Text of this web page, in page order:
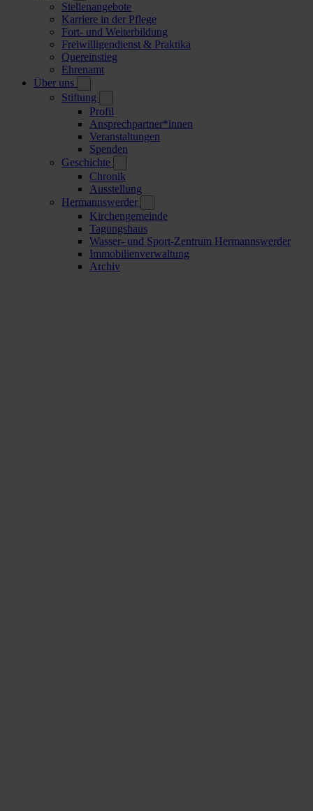
Stellenangebote
Karriere in der Pflege
Fort- und Weiterbildung
Freiwilligendienst & Praktika
Quereinstieg
Ehrenamt
Über uns
Stiftung
Profil
Ansprechpartner*innen
Veranstaltungen
Spenden
Geschichte
Chronik
Ausstellung
Hermannswerder
Kirchengemeinde
Tagungshaus
Wasser- und Sport-Zentrum Hermannswerder
Immobilienverwaltung
Archiv